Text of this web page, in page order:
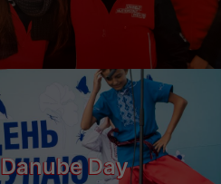
Danube Day